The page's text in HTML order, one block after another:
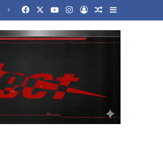
FacebookYouTubeInstagram
Log InRandom Article
Sidebar